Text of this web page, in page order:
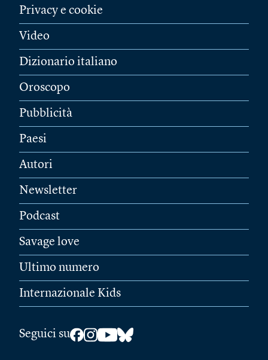
Privacy e cookie
Video
Dizionario italiano
Oroscopo
Pubblicità
Paesi
Autori
Newsletter
Podcast
Savage love
Ultimo numero
Internazionale Kids
Seguici su